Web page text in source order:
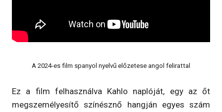
A 2024-es film spanyol nyelvű előzetese angol felirattal
Ez a film felhasználva Kahlo naplóját, egy az őt
megszemélyesítő színésznő hangján egyes szám